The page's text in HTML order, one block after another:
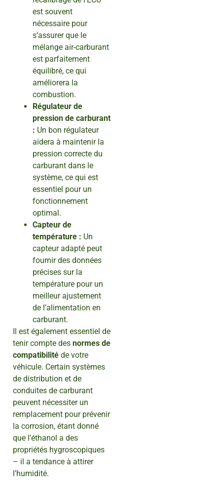
est souvent
nécessaire pour
s’assurer que le
mélange air-carburant
est parfaitement
équilibré, ce qui
améliorera la
combustion.
Régulateur de
pression de carburant
: Un bon régulateur
aidera à maintenir la
pression correcte du
carburant dans le
système, ce qui est
essentiel pour un
fonctionnement
optimal.
Capteur de
température : Un
capteur adapté peut
fournir des données
précises sur la
température pour un
meilleur ajustement
de l’alimentation en
carburant.
Il est également essentiel de
tenir compte des normes de
compatibilité de votre
véhicule. Certain systèmes
de distribution et de
conduites de carburant
peuvent nécessiter un
remplacement pour prévenir
la corrosion, étant donné
que l’éthanol a des
propriétés hygroscopiques
– il a tendance à attirer
l’humidité.